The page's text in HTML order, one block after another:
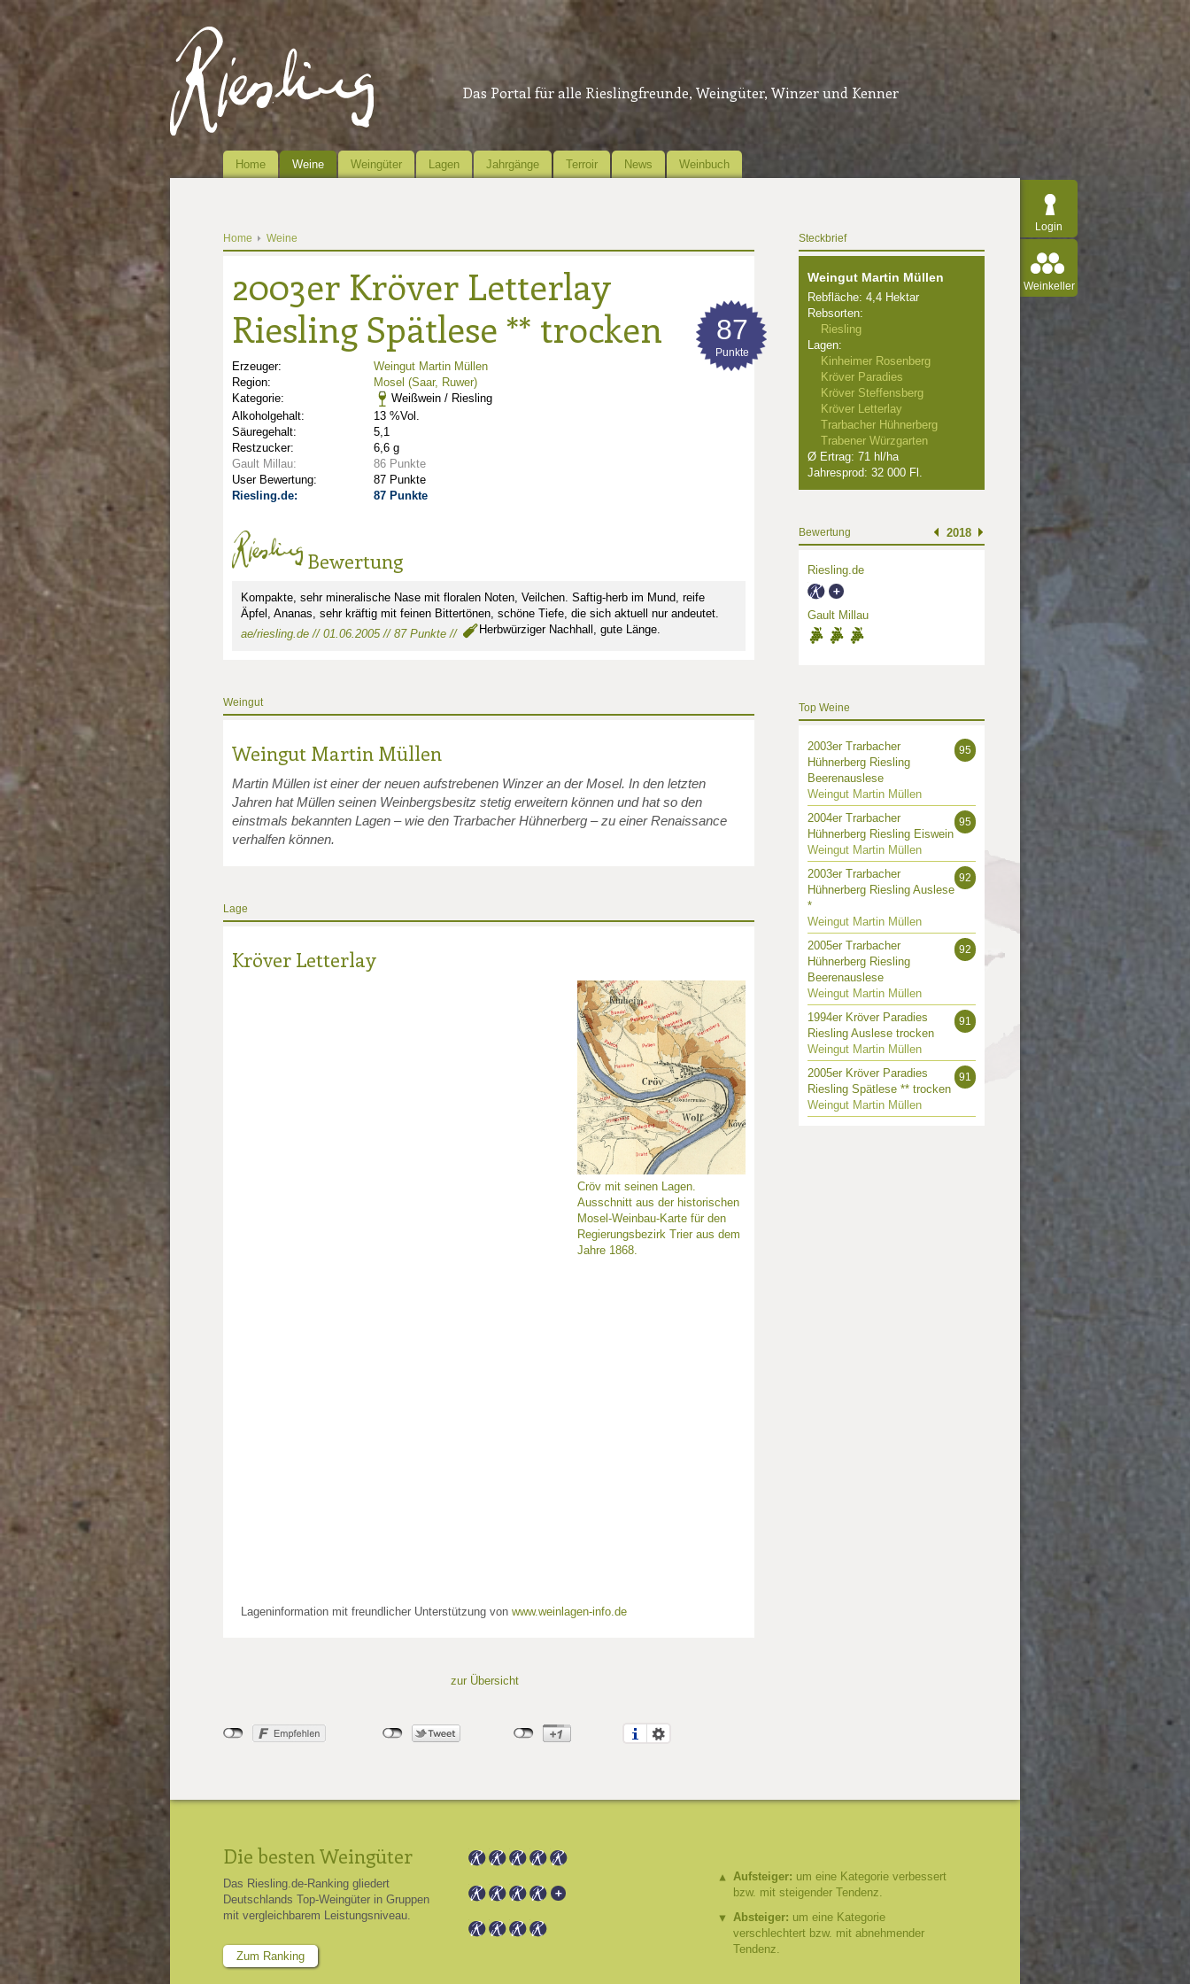
Das Portal für alle Rieslingfreunde, Weingüter, Winzer und Kenner
Home Weine Weingüter Lagen Jahrgänge Terroir News Weinbuch
Login
Weinkeller
Home Weine
2003er Kröver Letterlay
Riesling Spätlese ** trocken
Erzeuger:
Weingut Martin Müllen
Region:
Mosel (Saar, Ruwer)
Kategorie:
Weißwein / Riesling
Alkoholgehalt:
13 %Vol.
Säuregehalt:
5,1
Restzucker:
6,6 g
Gault Millau:
86 Punkte
User Bewertung:
87 Punkte
Riesling.de:
87 Punkte
87
Punkte
Bewertung
Kompakte, sehr mineralische Nase mit floralen Noten, Veilchen. Saftig-herb im Mund, reife
Äpfel, Ananas, sehr kräftig mit feinen Bittertönen, schöne Tiefe, die sich aktuell nur andeutet.
Herbwürziger Nachhall, gute Länge.
ae/riesling.de // 01.06.2005 // 87 Punkte //
Weingut
Weingut Martin Müllen
Martin Müllen ist einer der neuen aufstrebenen Winzer an der Mosel. In den letzten
Jahren hat Müllen seinen Weinbergsbesitz stetig erweitern können und hat so den
einstmals bekannten Lagen – wie den Trarbacher Hühnerberg – zu einer Renaissance
verhalfen können.
Lage
Kröver Letterlay
Cröv mit seinen Lagen.
Ausschnitt aus der historischen
Mosel-Weinbau-Karte für den
Regierungsbezirk Trier aus dem
Jahre 1868.
Lageninformation mit freundlicher Unterstützung von www.weinlagen-info.de
zur Übersicht
Steckbrief
Weingut Martin Müllen
Rebfläche: 4,4 Hektar
Rebsorten:
Riesling
Lagen:
Kinheimer Rosenberg
Kröver Paradies
Kröver Steffensberg
Kröver Letterlay
Trarbacher Hühnerberg
Trabener Würzgarten
Ø Ertrag: 71 hl/ha
Jahresprod: 32 000 Fl.
Bewertung 2018
Riesling.de
1.5
Gault Millau
3
Punkte: 3Punkte: 3
Top Weine
95
2003er Trarbacher
Hühnerberg Riesling
Beerenauslese
Weingut Martin Müllen
95
2004er Trarbacher
Hühnerberg Riesling Eiswein
Weingut Martin Müllen
92
2003er Trarbacher
Hühnerberg Riesling Auslese
*
Weingut Martin Müllen
92
2005er Trarbacher
Hühnerberg Riesling
Beerenauslese
Weingut Martin Müllen
91
1994er Kröver Paradies
Riesling Auslese trocken
Weingut Martin Müllen
91
2005er Kröver Paradies
Riesling Spätlese ** trocken
Weingut Martin Müllen
Die besten Weingüter
Das Riesling.de-Ranking gliedert
Deutschlands Top-Weingüter in Gruppen
mit vergleichbarem Leistungsniveau.
Zum Ranking
Aufsteiger: um eine Kategorie verbessert
bzw. mit steigender Tendenz.
Absteiger: um eine Kategorie
verschlechtert bzw. mit abnehmender
Tendenz.